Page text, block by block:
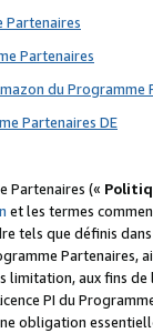
Partenaires
Partenaires
du Programme
Partenaires DE
Partenaires («
et les termes
tels que définis
Partenaires,
limitation, aux fins
PI du
obligation